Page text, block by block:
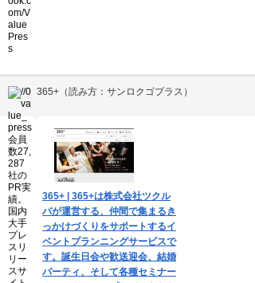
365+（読み方：サンロクゴプラス）
365+ | 365+は株式会社ツクル
バが運営する、仲間で集まるき
っかけづくりをサポートするイ
ベントプランニングサービスで
す。誕生日会や歓送迎会、結婚
パーティ、そして各種セミナー